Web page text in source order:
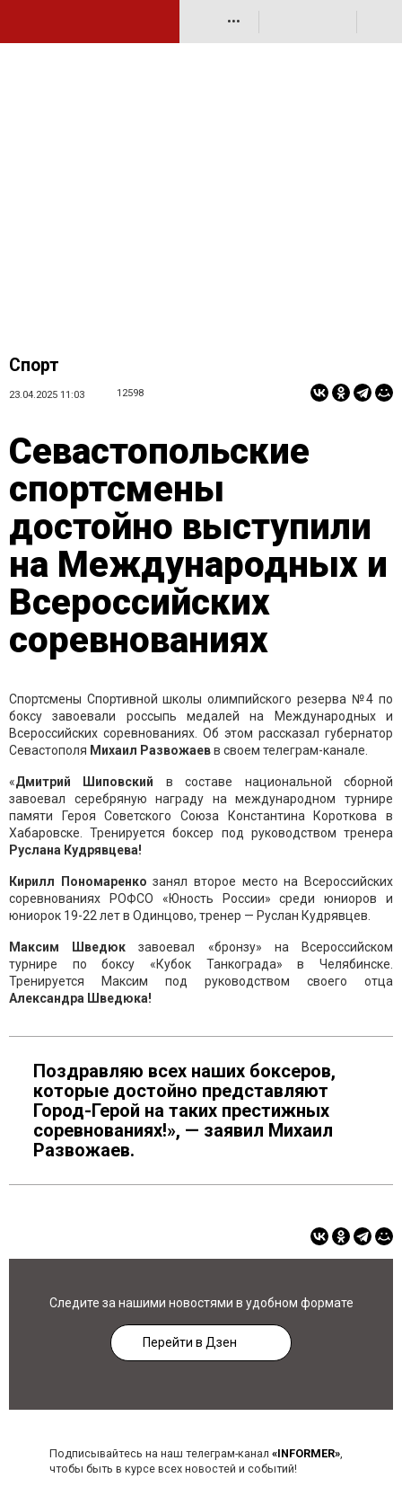
•••
Спорт
23.04.2025 11:03 12598
Севастопольские
спортсмены
достойно выступили
на Международных и
Всероссийских
соревнованиях
Спортсмены Спортивной школы олимпийского резерва №4 по
боксу завоевали россыпь медалей на Международных и
Всероссийских соревнованиях. Об этом рассказал губернатор
Севастополя Михаил Развожаевв своем телеграм-канале.
«Дмитрий Шиповский в составе национальной сборной
завоевал серебряную награду на международном турнире
памяти Героя Советского Союза Константина Короткова в
Хабаровске. Тренируется боксер под руководством тренера
Руслана Кудрявцева!
Кирилл Пономаренко занял второе место на Всероссийских
соревнованиях РОФСО «Юность России» среди юниоров и
юниорок 19-22 лет в Одинцово, тренер — Руслан Кудрявцев.
Максим Шведюк завоевал «бронзу» на Всероссийском
турнире по боксу «Кубок Танкограда» в Челябинске.
Тренируется Максим под руководством своего отца
Александра Шведюка!
Поздравляю всех наших боксеров,
которые достойно представляют
Город-Герой на таких престижных
соревнованиях!», — заявил Михаил
Развожаев.
Следите за нашими новостями в удобном формате
Перейти в Дзен
Подписывайтесь на наш телеграм-канал «INFORMER»,
чтобы быть в курсе всех новостей и событий!